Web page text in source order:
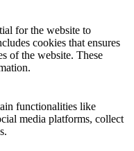
for the website to
cookies that ensures
of the website. These
functionalities like
media platforms, collect